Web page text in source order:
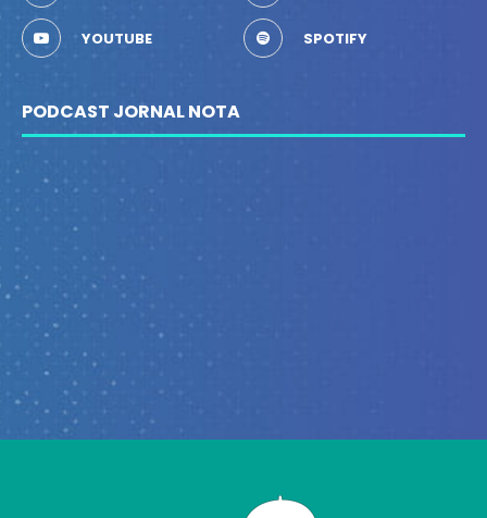
YOUTUBE SPOTIFY
PODCAST JORNAL NOTA